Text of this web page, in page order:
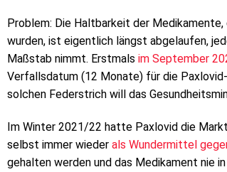
Problem: Die Haltbarkeit der
wurden, ist eigentlich längst abgelaufen,
Maßstab nimmt. Erstmals im September
Verfallsdatum (12 Monate) für die
solchen Federstrich will das
Im Winter 2021/22 hatte Paxlovid die
selbst immer wieder als Wundermittel
gehalten werden und das Medikament nie